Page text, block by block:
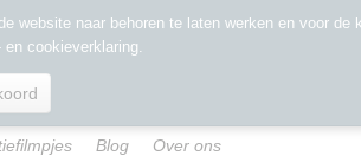
Blog Over ons
naar behoren te laten werken en voor de
cookieverklaring.